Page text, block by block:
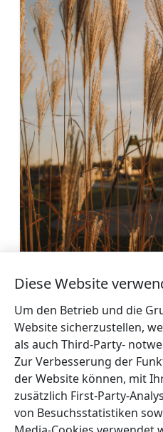
Seaside
← Ferienhaus ‚Kaltenes
Lindenblüten‘
Diese Website
Um den Betrieb und die
Website sicherzustellen,
als auch Third-Party-
Zur Verbesserung der
der Website können, mit
zusätzlich First-Party-
von Besuchsstatistiken